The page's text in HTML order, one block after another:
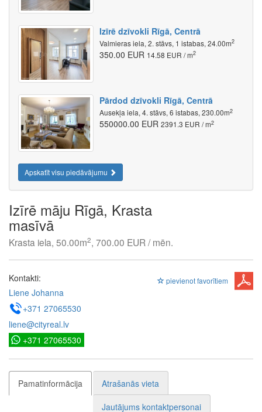
Izīrē dzīvokli Rīgā, Centrā
Valmieras iela, 2. stāvs, 1 istabas, 24.00m2
350.00 EUR 14.58 EUR / m2
Pārdod dzīvokli Rīgā, Centrā
Ausekļa iela, 4. stāvs, 6 istabas, 230.00m2
550000.00 EUR 2391.3 EUR / m2
Apskatīt visu piedāvājumu
Izīrē māju Rīgā, Krasta
masīvā
Krasta iela, 50.00m2, 700.00 EUR / mēn.
pievienot favorītiem
Kontakti:
Liene Johanna
+371 27065530
liene@cityreal.lv
+371 27065530
Pamatinformācija
Atrašanās vieta
Jautājums kontaktpersonai